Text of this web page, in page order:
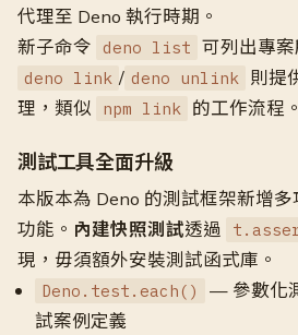
代理至 Deno 執行時期。
新子命令
deno list 可列出專案
deno link / deno unlink 則提
理，類似
npm link 的工作流程。
測試工具全面升級
本版本為 Deno 的測試框架新增
功能。 內建快照測試透過
現，毋須額外安裝測試函式庫。
Deno.test.each()
— 參數化
試案例定義